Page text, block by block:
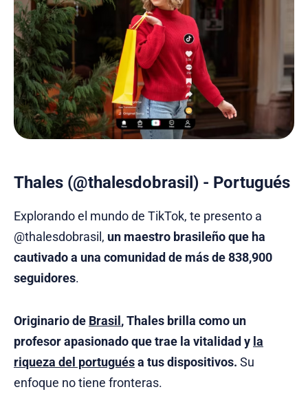
Thales (@thalesdobrasil) - Portugués
Explorando el mundo de TikTok, te presento a
@thalesdobrasil, un maestro brasileño que ha
cautivado a una comunidad de más de 838,900
seguidores.
Originario de Brasil, Thales brilla como un
profesor apasionado que trae la vitalidad y la
riqueza del portuguésa tus dispositivos. Su
enfoque no tiene fronteras.